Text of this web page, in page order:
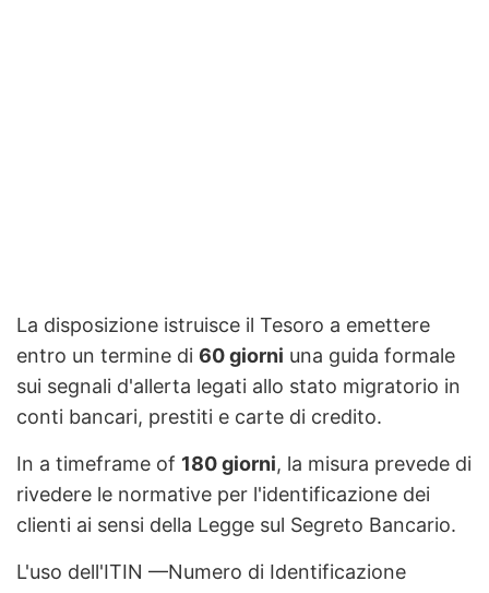
La disposizione istruisce il Tesoro a emettere
entro un termine di 60 giorni una guida formale
sui segnali d'allerta legati allo stato migratorio in
conti bancari, prestiti e carte di credito.
In a timeframe of 180 giorni, la misura prevede di
rivedere le normative per l'identificazione dei
clienti ai sensi della Legge sul Segreto Bancario.
L'uso dell'ITIN —Numero di Identificazione